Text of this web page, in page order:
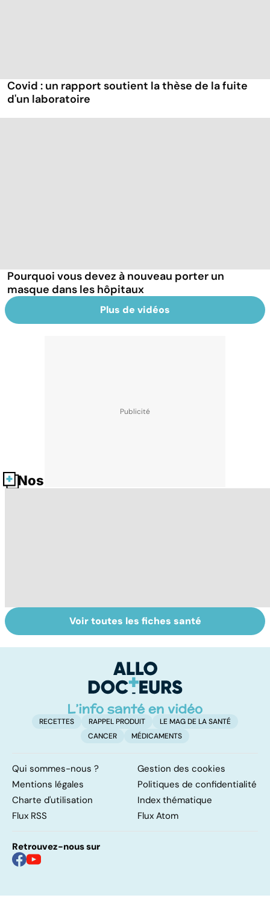
Covid : un rapport soutient la thèse de la fuite
d'un laboratoire
Pourquoi vous devez à nouveau porter un
masque dans les hôpitaux
Plus de vidéos
Nos fiches santé
Tout savoir sur
les infections
Covid-19 : tout
savoir sur la
Voir toutes les fiches santé
RECETTES RAPPEL PRODUIT
LE MAG DE LA SANTÉ
CANCER
MÉDICAMENTS
Qui sommes-nous ?
Gestion des cookies
Mentions légales
Politiques de confidentialité
Charte d'utilisation
Index thématique
Flux RSS
Flux Atom
Retrouvez-nous sur